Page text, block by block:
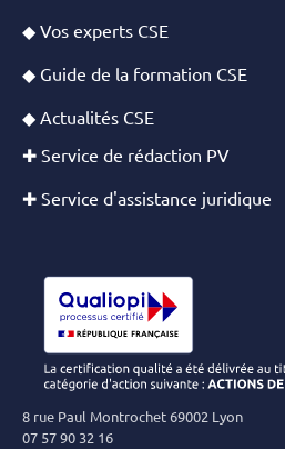
◆ Vos experts CSE
◆ Guide de la formation CSE
◆ Actualités CSE
✚ Service de rédaction PV
✚ Service d'assistance juridique
8 rue Paul Montrochet 69002 Lyon
07 57 90 32 16